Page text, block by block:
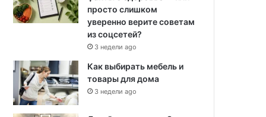
просто слишком
уверенно верите советам
из соцсетей?
3 недели ago
Как выбирать мебель и
товары для дома
3 недели ago